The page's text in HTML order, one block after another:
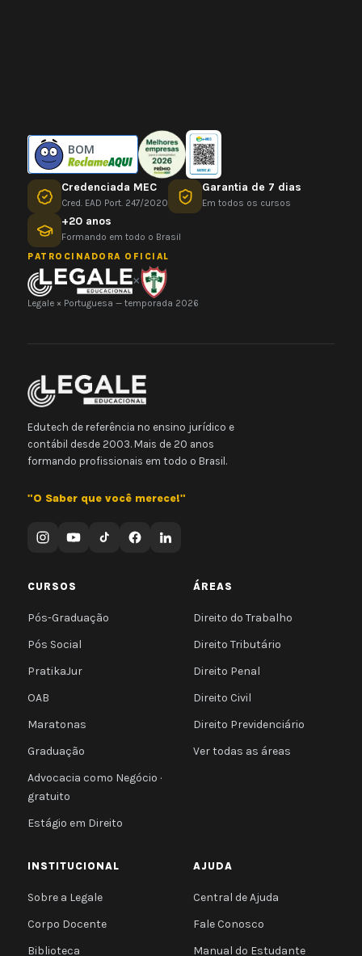
BOM
Credenciada MEC
Cred. EAD Port. 247/2020
Garantia de 7 dias
Em todos os cursos
+20 anos
Formando em todo o Brasil
PATROCINADORA OFICIAL
×
Legale × Portuguesa — temporada 2026
Edutech de referência no ensino jurídico e
contábil desde 2003. Mais de 20 anos
formando profissionais em todo o Brasil.
"O Saber que você merece!"
CURSOS
Pós-Graduação
Pós Social
PratikaJur
OAB
Maratonas
Graduação
Advocacia como Negócio ·
gratuito
Estágio em Direito
ÁREAS
Direito do Trabalho
Direito Tributário
Direito Penal
Direito Civil
Direito Previdenciário
Ver todas as áreas
INSTITUCIONAL
Sobre a Legale
Corpo Docente
Biblioteca
AJUDA
Central de Ajuda
Fale Conosco
Manual do Estudante